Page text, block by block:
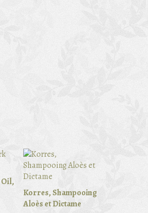
Korres, Shampooing
Aloès et Dictame